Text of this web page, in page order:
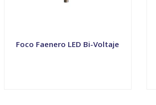
Foco Faenero LED Bi-Voltaje